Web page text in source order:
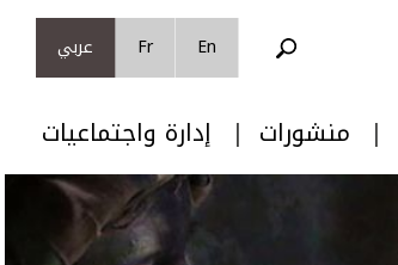
En
Fr عربي
منشورات إدارة واجتماعيات